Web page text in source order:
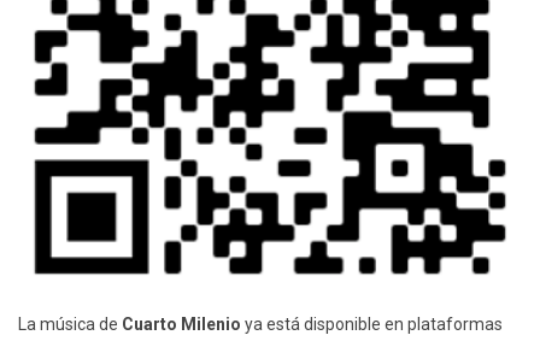
La música de Cuarto Milenio ya está disponible en plataformas